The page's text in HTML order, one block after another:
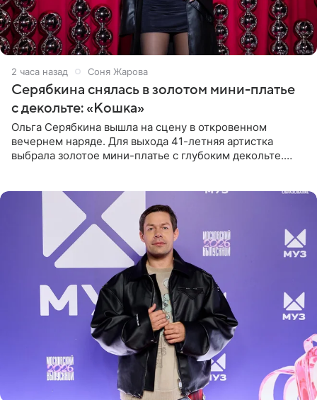
2 часа назад Соня Жарова
Серябкина снялась в золотом мини-платье
с декольте: «Кошка»
Ольга Серябкина вышла на сцену в откровенном
вечернем наряде. Для выхода 41-летняя артистка
выбрала золотое мини-платье с глубоким декольте.